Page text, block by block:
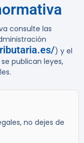
consulte las
) y el
publican leyes,
no dejes de